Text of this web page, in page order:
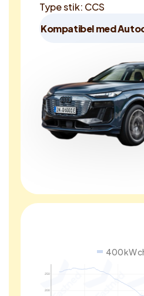
Type stik: CCS
Kompatibel med
400 kW
200
250